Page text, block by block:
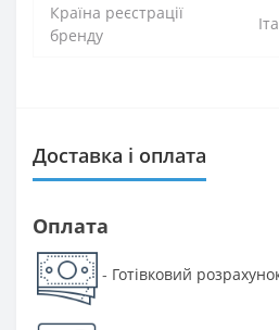
Країна реєстрації
бренду
Доставка і оплата
Оплата
- Готівковий